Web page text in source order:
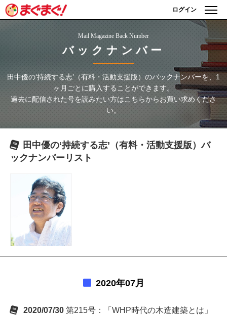
ログイン
Mail Magazine Back Number
バックナンバー
田中優の‘持続する志’（有料・活動支援版） のバックナンバーを、1
ヶ月ごとに購入することができます。
過去に配信された号を読みたい方はこちらからお買い求めくださ
い。
田中優の‘持続する志’（有料・活動支援版）バ
ックナンバーリスト
2020年07月
2020/07/30 第215号：「WHP時代の木造建築とは」